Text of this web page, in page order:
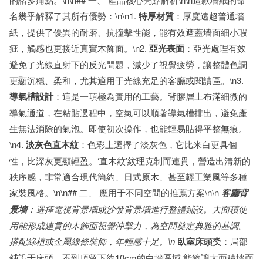
名幾乎解釋了其所有優勢：\n\n1. 特厚材質 ：厚度遠超普通墻
紙，提供了優異的耐磨、抗撞擊性能，能有效遮蓋墻面細小瑕
疵，觸感也更接近真實木飾面。\n2. 亞光表面 ：亞光處理有效
避免了光線直射下的反光問題，減少了視覺疲勞，讓整體色調
更顯沉穩、柔和，尤其適用于光線充足的客廳或閱讀區。\n3.
導氣槽設計：這是一項極為實用的工藝。背膠層上布滿細微的
導氣通道，在粘貼過程中，空氣可以順著導氣槽排出，避免產
生無法消除的氣泡。即使初次操作，也能輕易貼得平整無痕。
\n4. 淡灰色直木紋 ：色彩上選擇了淡灰色，它比米白更具個
性，比深灰更顯輕盈。‘直木紋’紋理克制而連貫，營造出清新的
秩序感，非常適合現代簡約、日式原木、甚至輕工業風等多種
家裝風格。\n\n## 二、 應用于不同空間的推薦方案\n\n 客廳背
景墻：選擇電視背景墻或沙發背景墻進行整體鋪設。大面積使
用能形成連貫的木飾面視覺沖擊力，為空間奠定典雅的基調。
搭配綠植或金屬線條裝飾，年輕感十足。\n 臥室床頭氼 ：局部